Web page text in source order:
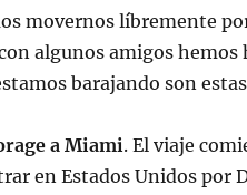
movernos líbremente
algunos amigos hemos
barajando son
a Miami. El viaje
en Estados Unidos por